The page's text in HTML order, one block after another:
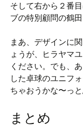
そして右から２番
ブの特別顧問の鶴
まあ、デザインに
ょうが、ヒラヤマ
ください。でも、
した卓球のユニフ
ちゃおうかな〜っと
まとめ